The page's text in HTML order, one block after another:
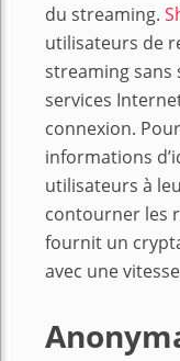
du streaming.
utilisateurs de
streaming sans
services
connexion.
informations
utilisateurs à
contourner les
fournit un
avec une